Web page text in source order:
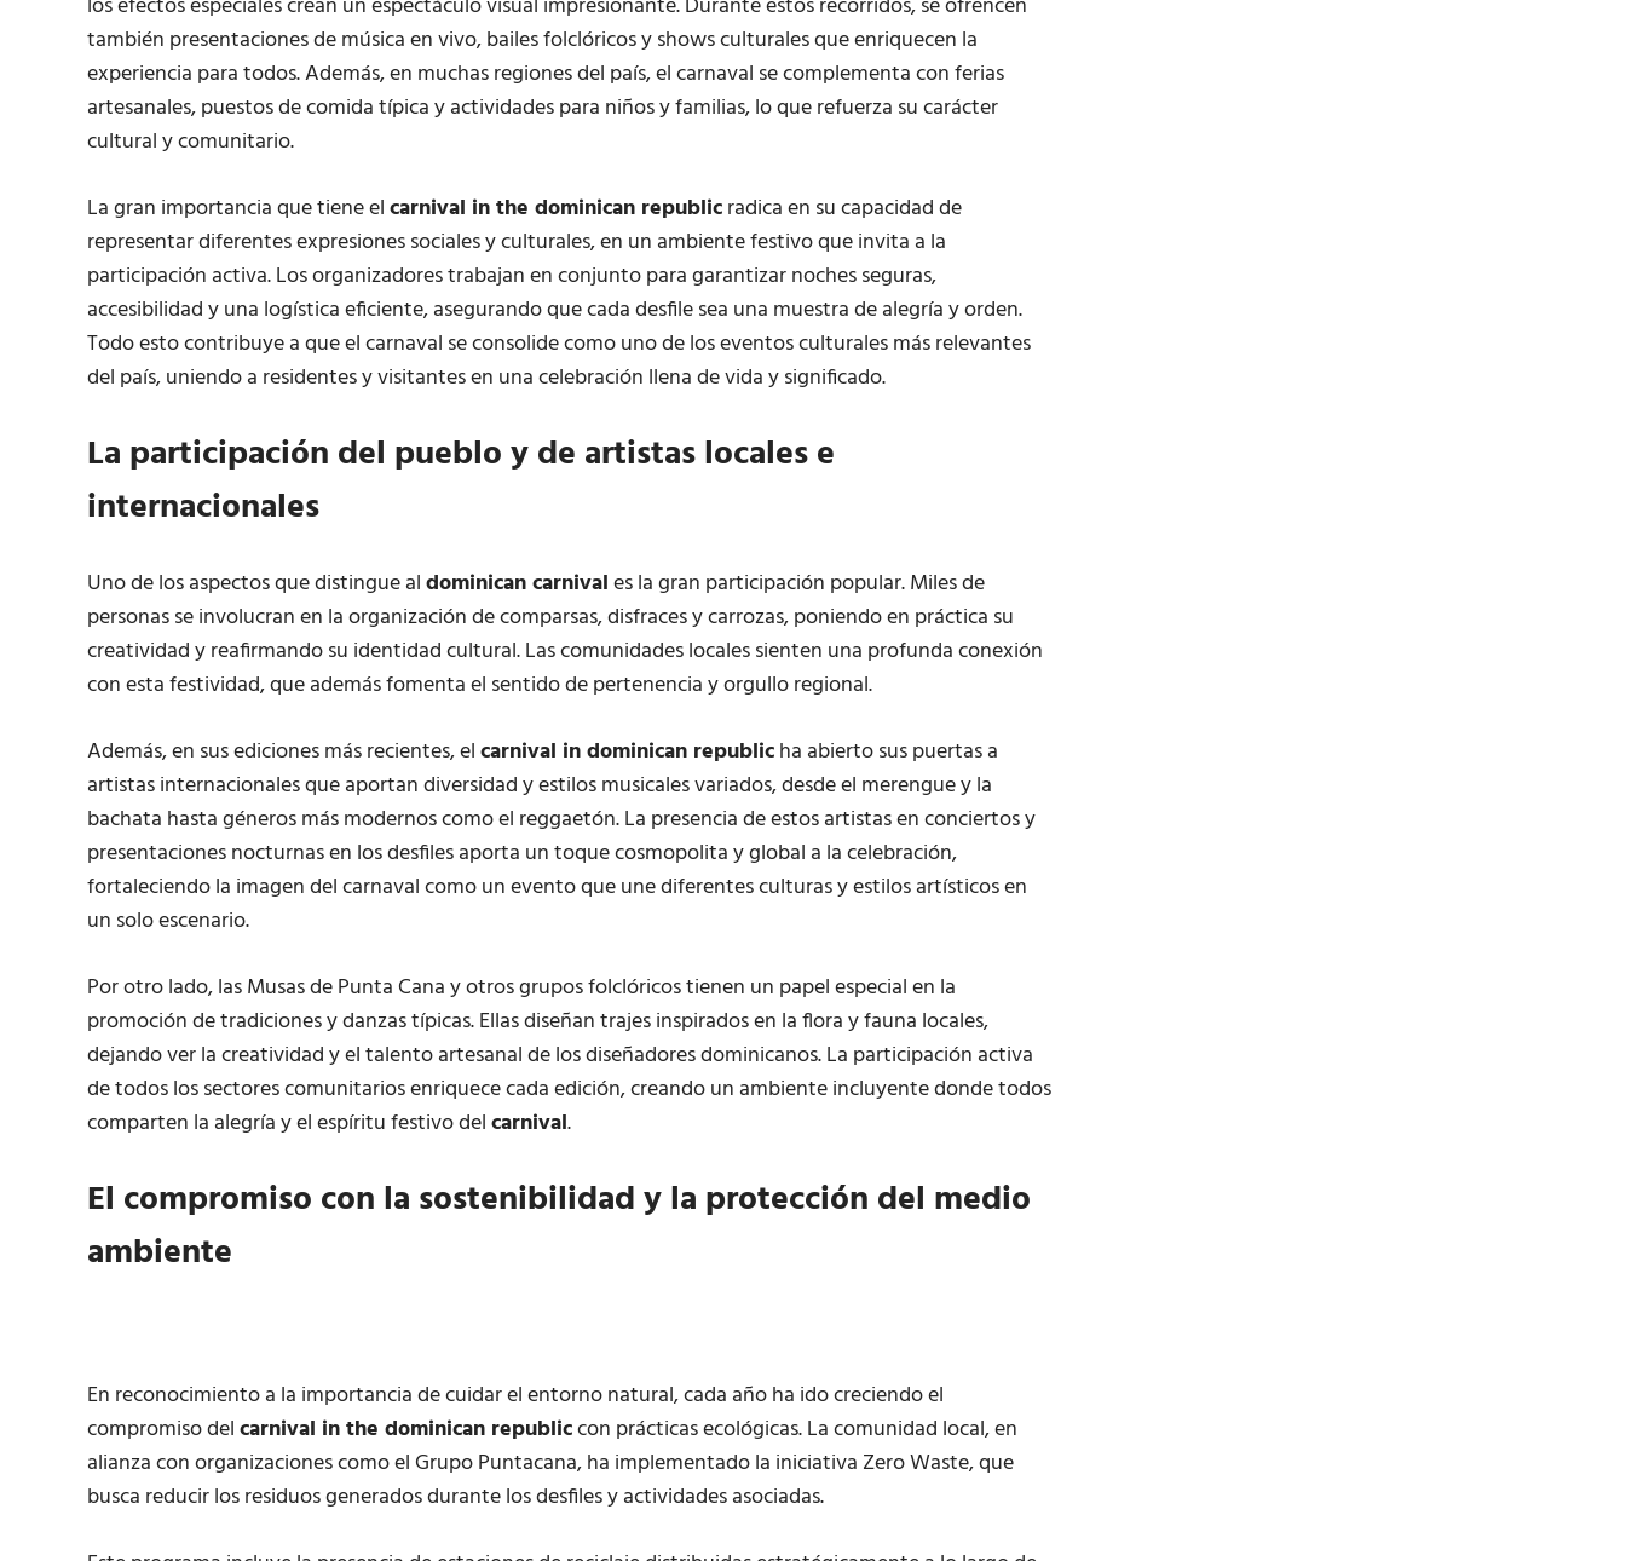
también presentaciones de música en vivo, bailes folclóricos y shows culturales que enriquecen la
experiencia para todos. Además, en muchas regiones del país, el carnaval se complementa con ferias
artesanales, puestos de comida típica y actividades para niños y familias, lo que refuerza su carácter
cultural y comunitario.
La gran importancia que tiene elcarnival in the dominican republicradica en su capacidad de
representar diferentes expresiones sociales y culturales, en un ambiente festivo que invita a la
participación activa. Los organizadores trabajan en conjunto para garantizar noches seguras,
accesibilidad y una logística eficiente, asegurando que cada desfile sea una muestra de alegría y orden.
Todo esto contribuye a que el carnaval se consolide como uno de los eventos culturales más relevantes
del país, uniendo a residentes y visitantes en una celebración llena de vida y significado.
La participación del pueblo y de artistas locales e
internacionales
Uno de los aspectos que distingue aldominican carnivales la gran participación popular. Miles de
personas se involucran en la organización de comparsas, disfraces y carrozas, poniendo en práctica su
creatividad y reafirmando su identidad cultural. Las comunidades locales sienten una profunda conexión
con esta festividad, que además fomenta el sentido de pertenencia y orgullo regional.
Además, en sus ediciones más recientes, elcarnival in dominican republicha abierto sus puertas a
artistas internacionales que aportan diversidad y estilos musicales variados, desde el merengue y la
bachata hasta géneros más modernos como el reggaetón. La presencia de estos artistas en conciertos y
presentaciones nocturnas en los desfiles aporta un toque cosmopolita y global a la celebración,
fortaleciendo la imagen del carnaval como un evento que une diferentes culturas y estilos artísticos en
un solo escenario.
Por otro lado, las Musas de Punta Cana y otros grupos folclóricos tienen un papel especial en la
promoción de tradiciones y danzas típicas. Ellas diseñan trajes inspirados en la flora y fauna locales,
dejando ver la creatividad y el talento artesanal de los diseñadores dominicanos. La participación activa
de todos los sectores comunitarios enriquece cada edición, creando un ambiente incluyente donde todos
comparten la alegría y el espíritu festivo delcarnival.
El compromiso con la sostenibilidad y la protección del medio
ambiente
En reconocimiento a la importancia de cuidar el entorno natural, cada año ha ido creciendo el
compromiso delcarnival in the dominican republiccon prácticas ecológicas. La comunidad local, en
alianza con organizaciones como el Grupo Puntacana, ha implementado la iniciativa Zero Waste, que
busca reducir los residuos generados durante los desfiles y actividades asociadas.